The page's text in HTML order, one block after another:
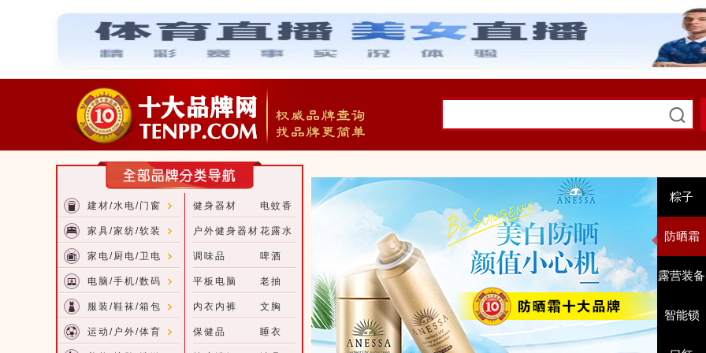
建材/水电/门窗
家具/家纺/软装
家电/厨电/卫电
电脑/手机/数码
服装/鞋袜/箱包
运动/户外/体育
健身器材 电蚊香
户外健身器材 花露水
调味品 啤酒
平板电脑 老抽
内衣内裤 文胸
保健品 睡衣
粽子
防晒霜
露营装备
智能锁